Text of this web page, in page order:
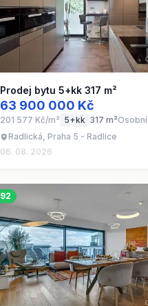
Prodej bytu 5+kk 317 m²
63 900 000 Kč
201 577 Kč/m² 5+kk 317 m²Osobní
Radlická, Praha 5 - Radlice
06. 08. 2026
92